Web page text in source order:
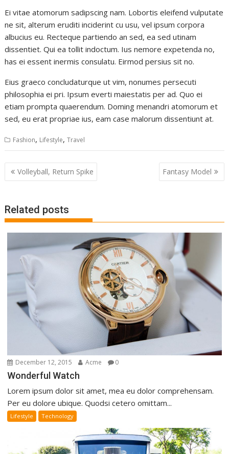
Ei vitae atomorum sadipscing nam. Lobortis eleifend vulputate
ne sit, alterum eruditi inciderint cu usu, vel ipsum corpora
albucius eu. Recteque partiendo an sed, ea sed utinam
dissentiet. Qui ea tollit indoctum. Ius nemore expetenda no,
has ei essent inermis consulatu. Eirmod persius sit no.
Eius graeco concludaturque ut vim, nonumes persecuti
philosophia ei pri. Ipsum everti maiestatis per ad. Quo ei
etiam prompta quaerendum. Doming menandri atomorum et
sed, eu erat propriae ius, eam case malorum dissentiunt at.
Fashion, Lifestyle,Travel
Post
navigation
Volleyball, Return Spike Fantasy Model
Related posts
December 12, 2015 Acme 0
Wonderful Watch
Lorem ipsum dolor sit amet, mea eu dolor comprehensam.
Per eu dolore ubique. Quodsi cetero omittam...
Lifestyle Technology